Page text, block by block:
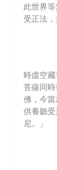
此世界
受正法
時虛空
菩薩同
佛，今
供養聽
尼。」